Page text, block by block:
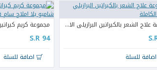
مجموعة علاج الشعر بالكيراتين البرازيلي الاصلية الكاملة
اضافة للسلة
S.R 94
اضافة للسلة